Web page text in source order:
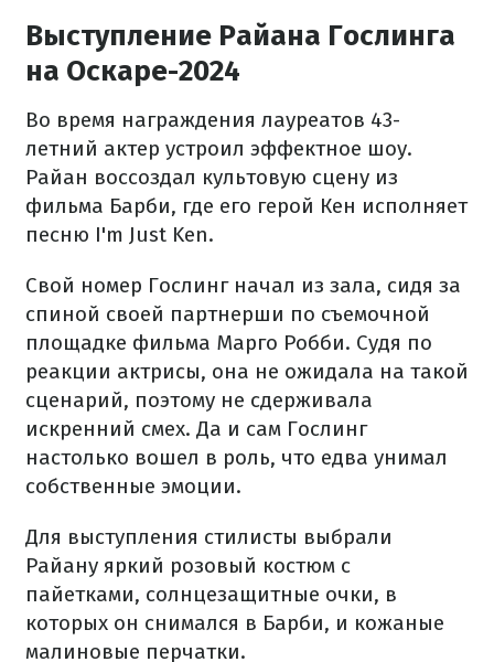
Выступление Райана Гослинга
на Оскаре-2024
Во время награждения лауреатов 43-
летний актер устроил эффектное шоу.
Райан воссоздал культовую сцену из
фильма Барби, где его герой Кен исполняет
песню I'm Just Ken.
Свой номер Гослинг начал из зала, сидя за
спиной своей партнерши по съемочной
площадке фильма Марго Робби. Судя по
реакции актрисы, она не ожидала на такой
сценарий, поэтому не сдерживала
искренний смех. Да и сам Гослинг
настолько вошел в роль, что едва унимал
собственные эмоции.
Для выступления стилисты выбрали
Райану яркий розовый костюм с
пайетками, солнцезащитные очки, в
которых он снимался в Барби, и кожаные
малиновые перчатки.